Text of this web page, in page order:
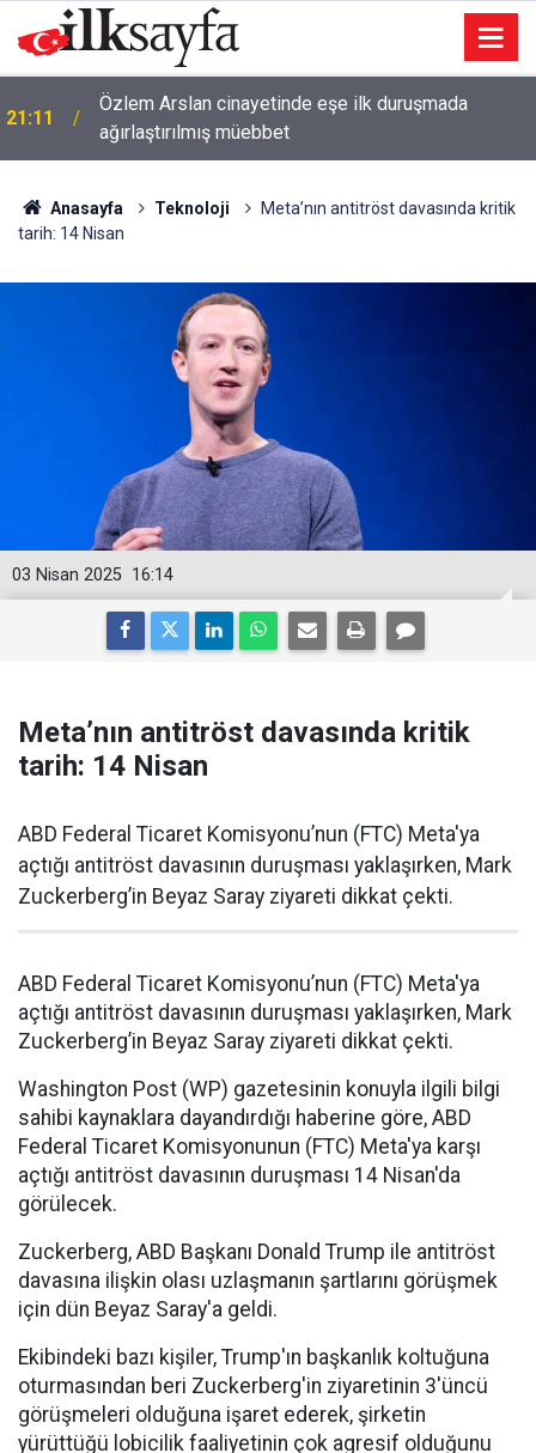
21:11
Özlem Arslan cinayetinde eşe ilk duruşmada
ağırlaştırılmış müebbet
Anasayfa Teknoloji
Meta’nın antitröst davasında kritik
tarih: 14 Nisan
16:14
03 Nisan 2025
Meta’nın antitröst davasında kritik
tarih: 14 Nisan
ABD Federal Ticaret Komisyonu’nun (FTC) Meta'ya
açtığı antitröst davasının duruşması yaklaşırken, Mark
Zuckerberg’in Beyaz Saray ziyareti dikkat çekti.
ABD Federal Ticaret Komisyonu’nun (FTC) Meta'ya
açtığı antitröst davasının duruşması yaklaşırken, Mark
Zuckerberg’in Beyaz Saray ziyareti dikkat çekti.
Washington Post (WP) gazetesinin konuyla ilgili bilgi
sahibi kaynaklara dayandırdığı haberine göre, ABD
Federal Ticaret Komisyonunun (FTC) Meta'ya karşı
açtığı antitröst davasının duruşması 14 Nisan'da
görülecek.
Zuckerberg, ABD Başkanı Donald Trump ile antitröst
davasına ilişkin olası uzlaşmanın şartlarını görüşmek
için dün Beyaz Saray'a geldi.
Ekibindeki bazı kişiler, Trump'ın başkanlık koltuğuna
oturmasından beri Zuckerberg'in ziyaretinin 3'üncü
görüşmeleri olduğuna işaret ederek, şirketin
yürüttüğü lobicilik faaliyetinin çok agresif olduğunu